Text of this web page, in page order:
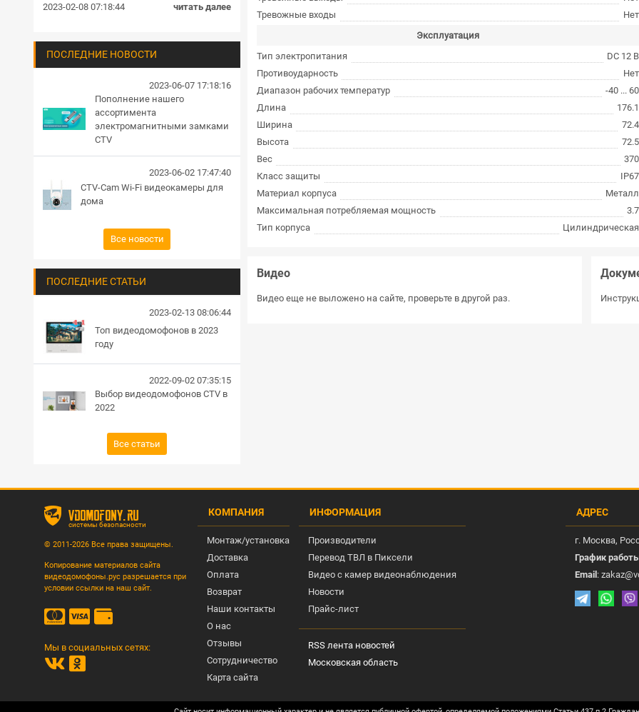
2023-02-08 07:18:44 читать далее
ПОСЛЕДНИЕ НОВОСТИ
2023-06-07 17:18:16
Пополнение нашего
ассортимента
электромагнитными замками
CTV
2023-06-02 17:47:40
CTV-Cam Wi-Fi видеокамеры для
дома
Все новости
ПОСЛЕДНИЕ СТАТЬИ
2023-02-13 08:06:44
Топ видеодомофонов в 2023
году
2022-09-02 07:35:15
Выбор видеодомофонов CTV в
2022
Все статьи
Тревожные входы
Нет
Эксплуатация
Тип электропитания
DC 12 В
Противоударность
Нет
Диапазон рабочих температур
-40 ... 60
Длина
176.1
Ширина
72.4
Высота
72.5
Вес
370
Класс защиты
IP67
Материал корпуса
Металл
Максимальная потребляемая мощность
3.7
Тип корпуса
Цилиндрическая
Видео
Видео еще не выложено на сайте, проверьте в другой раз.
vdomofony.ru
системы безопасности
© 2011-2026 Все права защищены.
Копирование материалов сайта
видеодомофоны.рус разрешается при
условии ссылки на наш сайт.
Мы в социальных сетях:
КОМПАНИЯ
Монтаж/установка
Доставка
Оплата
Возврат
Наши контакты
О нас
Отзывы
Сотрудничество
Карта сайта
ИНФОРМАЦИЯ
Производители
Перевод ТВЛ в Пиксели
Видео с камер видеонаблюдения
Новости
Прайс-лист
RSS лента новостей
Московская область
АДРЕС
г. Москва,
График
Email :